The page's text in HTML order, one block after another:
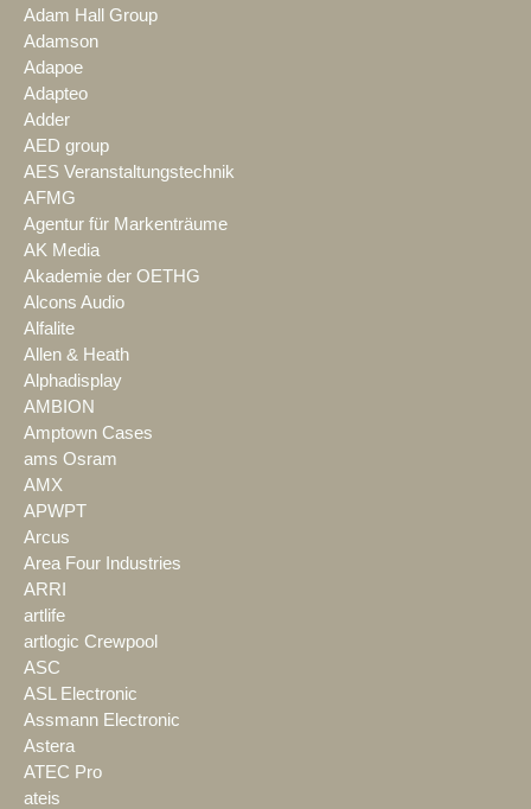
Adam Hall Group
Adamson
Adapoe
Adapteo
Adder
AED group
AES Veranstaltungstechnik
AFMG
Agentur für Markenträume
AK Media
Akademie der OETHG
Alcons Audio
Alfalite
Allen & Heath
Alphadisplay
AMBION
Amptown Cases
ams Osram
AMX
APWPT
Arcus
Area Four Industries
ARRI
artlife
artlogic Crewpool
ASC
ASL Electronic
Assmann Electronic
Astera
ATEC Pro
ateis